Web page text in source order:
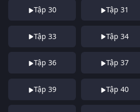
Tập 30 Tập 31
Tập 33 Tập 34
Tập 36 Tập 37
Tập 39 Tập 40